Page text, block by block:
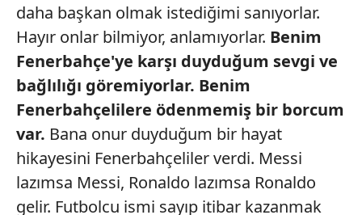
daha başkan olmak istediğimi sanıyorlar.
Hayır onlar bilmiyor, anlamıyorlar. Benim
Fenerbahçe'ye karşı duyduğum sevgi ve
bağlılığı göremiyorlar. Benim
Fenerbahçelilere ödenmemiş bir borcum
var. Bana onur duyduğum bir hayat
hikayesini Fenerbahçeliler verdi. Messi
lazımsa Messi, Ronaldo lazımsa Ronaldo
gelir. Futbolcu ismi sayıp itibar kazanmak